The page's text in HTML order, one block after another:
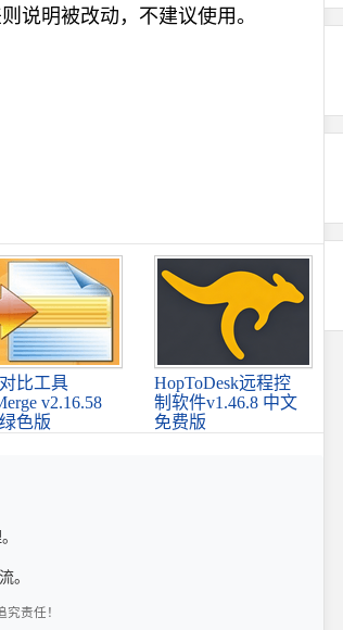
说明被改动，不建议使用。
比工具
v2.16.58
色版
HopToDesk远程控
制软件v1.46.8 中文
免费版
。
责任！